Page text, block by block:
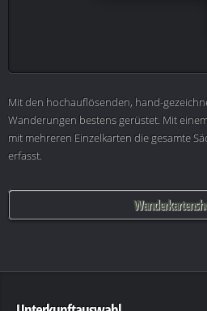
Mit den hochauflösenden, hand-
Wanderungen bestens gerüstet. Mit
mit mehreren Einzelkarten die gesamte
erfasst.